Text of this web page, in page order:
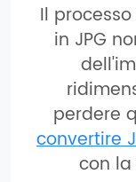
Il
in JPG
perdere
convertire
con